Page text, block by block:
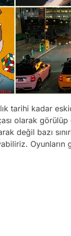
tarihi kadar
olarak
değil bazı
Oyunların